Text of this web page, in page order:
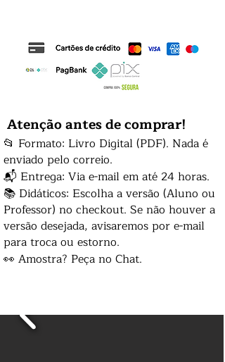
Atenção antes de comprar!
📂 Formato: Livro Digital (PDF). Nada é
enviado pelo correio.
📬 Entrega: Via e-mail em até 24 horas.
📚 Didáticos: Escolha a versão (Aluno ou
Professor) no checkout. Se não houver a
versão desejada, avisaremos por e-mail
para troca ou estorno.
👀 Amostra? Peça no Chat.